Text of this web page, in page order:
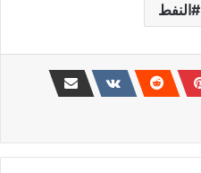
النفط